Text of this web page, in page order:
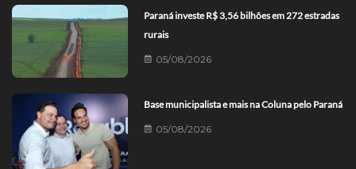
Paraná investe R$ 3,56 bilhões em 272 estradas
rurais
05/08/2026
Base municipalista e mais na Coluna pelo Paraná
05/08/2026